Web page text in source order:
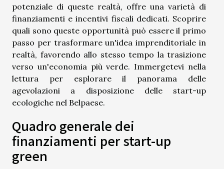
potenziale di queste realtà, offre una varietà di
finanziamenti e incentivi fiscali dedicati. Scoprire
quali sono queste opportunità può essere il primo
passo per trasformare un'idea imprenditoriale in
realtà, favorendo allo stesso tempo la trasizione
verso un'economia più verde. Immergetevi nella
lettura per esplorare il panorama delle
agevolazioni a disposizione delle start-up
ecologiche nel Belpaese.
Quadro generale dei
finanziamenti per start-up
green